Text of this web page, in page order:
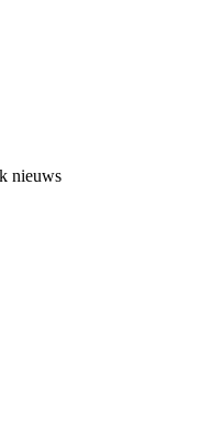
nieuws